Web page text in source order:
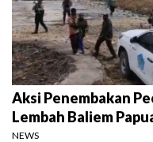
Aksi Penembakan
Lembah Baliem
NEWS